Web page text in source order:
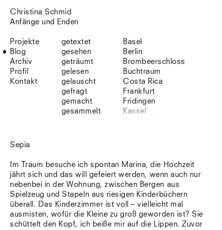
Christina Schmid
Anfänge und Enden
Projekte
Blog
Archiv
Profil
Kontakt
getextet
gesehen
geträumt
gelesen
gelauscht
gefragt
gemacht
gesammelt
Basel
Berlin
Brombeerschloss
Buchtraum
Costa Rica
Frankfurt
Fridingen
Kassel
Lio
Lissabon
NYC
Paris
Sonnenbühl
Straßburg
Stuttgart
Sepia
Im Traum besuche ich spontan Marina, die Hochzeit
jährt sich und das will gefeiert werden, wenn auch nur
nebenbei in der Wohnung, zwischen Bergen aus
Spielzeug und Stapeln aus riesigen Kinderbüchern
überall. Das Kinderzimmer ist voll – vielleicht mal
ausmisten, wofür die Kleine zu groß geworden ist? Sie
schüttelt den Kopf, ich beiße mir auf die Lippen. Zuvor